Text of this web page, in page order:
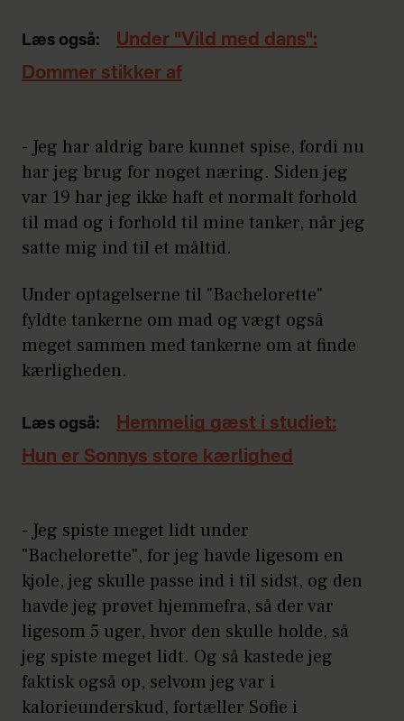
Læs også:
Under "Vild med dans":
Dommer stikker af
- Jeg har aldrig bare kunnet spise, fordi nu
har jeg brug for noget næring. Siden jeg
var 19 har jeg ikke haft et normalt forhold
til mad og i forhold til mine tanker, når jeg
satte mig ind til et måltid.
Under optagelserne til "Bachelorette"
fyldte tankerne om mad og vægt også
meget sammen med tankerne om at finde
kærligheden.
Læs også:
Hemmelig gæst i studiet:
Hun er Sonnys store kærlighed
- Jeg spiste meget lidt under
"Bachelorette", for jeg havde ligesom en
kjole, jeg skulle passe ind i til sidst, og den
havde jeg prøvet hjemmefra, så der var
ligesom 5 uger, hvor den skulle holde, så
jeg spiste meget lidt. Og så kastede jeg
faktisk også op, selvom jeg var i
kalorieunderskud, fortæller Sofie i